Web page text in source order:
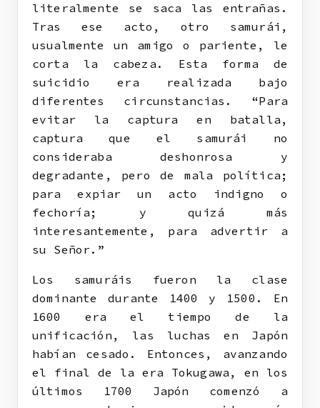
literalmente se saca las entrañas.
Tras ese acto, otro samurái,
usualmente un amigo o pariente, le
corta la cabeza. Esta forma de
suicidio era realizada bajo
diferentes circunstancias. “Para
evitar la captura en batalla,
captura que el samurái no
consideraba deshonrosa y
degradante, pero de mala política;
para expiar un acto indigno o
fechoría; y quizá más
interesantemente, para advertir a
su Señor.”
Los samuráis fueron la clase
dominante durante 1400 y 1500. En
1600 era el tiempo de la
unificación, las luchas en Japón
habían cesado. Entonces, avanzando
el final de la era Tokugawa, en los
últimos 1700 Japón comenzó a